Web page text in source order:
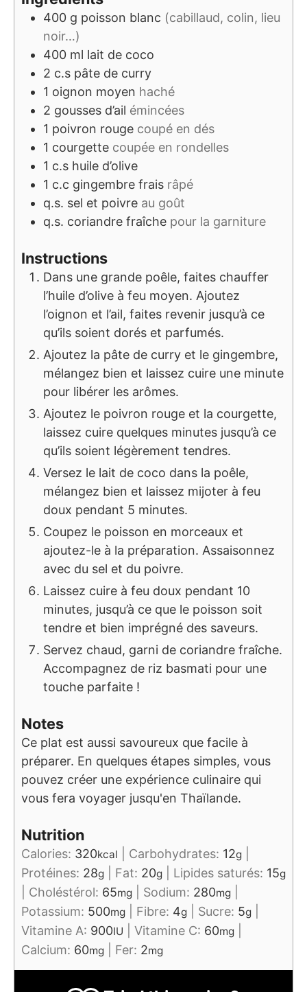
400 g poisson blanc (cabillaud, colin, lieu
noir…)
400 ml lait de coco
2 c.s pâte de curry
1 oignon moyen haché
2 gousses d’ail émincées
1 poivron rouge coupé en dés
1 courgette coupée en rondelles
1 c.s huile d’olive
1 c.c gingembre frais râpé
q.s. sel et poivre au goût
q.s. coriandre fraîche pour la garniture
Instructions
Dans une grande poêle, faites chauffer
l’huile d’olive à feu moyen. Ajoutez
l’oignon et l’ail, faites revenir jusqu’à ce
qu’ils soient dorés et parfumés.
Ajoutez la pâte de curry et le gingembre,
mélangez bien et laissez cuire une minute
pour libérer les arômes.
Ajoutez le poivron rouge et la courgette,
laissez cuire quelques minutes jusqu’à ce
qu’ils soient légèrement tendres.
Versez le lait de coco dans la poêle,
mélangez bien et laissez mijoter à feu
doux pendant 5 minutes.
Coupez le poisson en morceaux et
ajoutez-le à la préparation. Assaisonnez
avec du sel et du poivre.
Laissez cuire à feu doux pendant 10
minutes, jusqu’à ce que le poisson soit
tendre et bien imprégné des saveurs.
Servez chaud, garni de coriandre fraîche.
Accompagnez de riz basmati pour une
touche parfaite !
Notes
Ce plat est aussi savoureux que facile à
préparer. En quelques étapes simples, vous
pouvez créer une expérience culinaire qui
vous fera voyager jusqu'en Thaïlande.
Nutrition
Calories: 320kcal Carbohydrates: 12g
Protéines: 28g Fat: 20g Lipides saturés: 15g
Choléstérol: 65mg Sodium: 280mg
Potassium: 500mg Fibre: 4g Sucre: 5g
Vitamine A: 900IU Vitamine C: 60mg
Calcium: 60mg Fer: 2mg